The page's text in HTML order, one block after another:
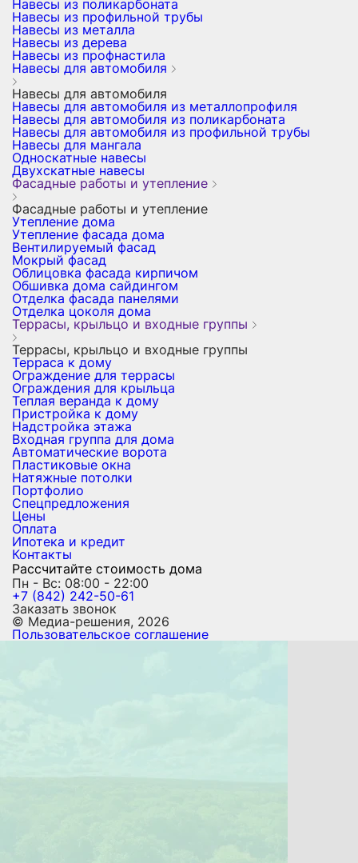
Навесы из поликарбоната
Навесы из профильной трубы
Навесы из металла
Навесы из дерева
Навесы из профнастила
Навесы для автомобиля
Навесы для автомобиля
Навесы для автомобиля из металлопрофиля
Навесы для автомобиля из поликарбоната
Навесы для автомобиля из профильной трубы
Навесы для мангала
Односкатные навесы
Двухскатные навесы
Фасадные работы и утепление
Фасадные работы и утепление
Утепление дома
Утепление фасада дома
Вентилируемый фасад
Мокрый фасад
Облицовка фасада кирпичом
Обшивка дома сайдингом
Отделка фасада панелями
Отделка цоколя дома
Террасы, крыльцо и входные группы
Террасы, крыльцо и входные группы
Терраса к дому
Ограждение для террасы
Ограждения для крыльца
Теплая веранда к дому
Пристройка к дому
Надстройка этажа
Входная группа для дома
Автоматические ворота
Пластиковые окна
Натяжные потолки
Портфолио
Спецпредложения
Цены
Оплата
Ипотека и кредит
Контакты
Рассчитайте стоимость дома
Пн - Вс: 08:00 - 22:00
+7 (842) 242-50-61
Заказать звонок
© Медиа-решения, 2026
Пользовательское соглашение